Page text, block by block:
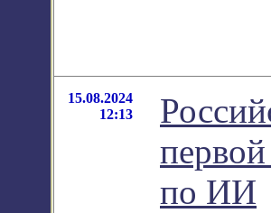
15.08.2024
12:13
по ИИ